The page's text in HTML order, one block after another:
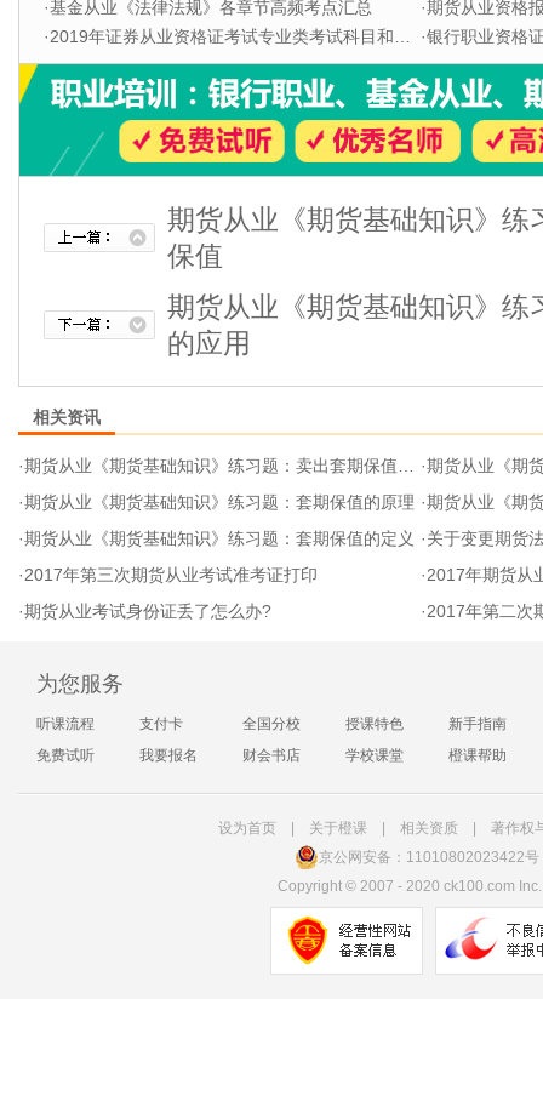
·基金从业《法律法规》各章节高频考点汇总 ·期货从业资格
·2019年证券从业资格证考试专业类考试科目和题型 ·银行职业资格证
期货从业《期货基础知识》练
保值
期货从业《期货基础知识》练
的应用
相关资讯
·期货从业《期货基础知识》练习题：卖出套期保值的应用 ·期货从业《期货
·期货从业《期货基础知识》练习题：套期保值的原理 ·期货从业《期
·期货从业《期货基础知识》练习题：套期保值的定义 ·关于变更期货法律法规
·2017年第三次期货从业考试准考证打印 ·2017年期货从
·期货从业考试身份证丢了怎么办? ·2017年第二次
为您服务
听课流程 支付卡 全国分校 授课特色
新手指南
免费试听
我要报名 财会书店 学校课堂 橙课帮助
设为首页| 关于橙课| 相关资质
著作权
京公网安备：11010802023422号
Copyright ©2007 - 2020 ck100.com